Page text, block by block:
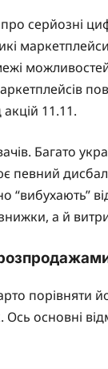
серйозні
11.11.
Багато
а й
основні